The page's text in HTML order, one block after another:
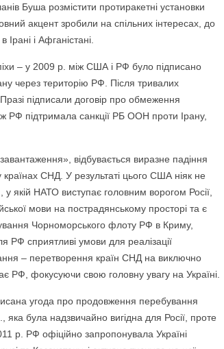
Буша розмістити протиракетні установки
акцент зробили на спільних інтересах, до
і Афганістані.
– у 2009 р. між США і РФ було підписано
через територію РФ. Після тривалих
підписали договір про обмеження
РФ підтримала санкції РБ ООН проти Ірану,
відбувається виразне падіння
країнах СНД. У результаті цього США ніяк не
якій НАТО виступає головним ворогом Росії,
мови на пострадянському просторі та є
Чорноморського флоту РФ в Криму,
РФ сприятливі умови для реалізації
– перетворення країн СНД на виключно
РФ, фокусуючи свою головну увагу на Україні.
угода про продовження перебування
була надзвичайно вигідна для Росії, проте
р. РФ офіційно запропонувала Україні